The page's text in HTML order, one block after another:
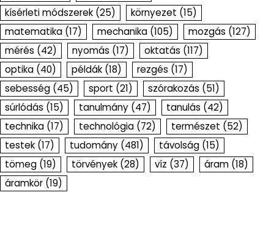
kísérleti módszerek (25) környezet (15)
matematika (17) mechanika (105) mozgás (127)
mérés (42) nyomás (17) oktatás (117)
optika (40) példák (18) rezgés (17)
sebesség (45) sport (21) szórakozás (51)
súrlódás (15) tanulmány (47) tanulás (42)
technika (17) technológia (72) természet (52)
testek (17) tudomány (481) távolság (15)
tömeg (19) törvények (28) víz (37) áram (18)
áramkör (19)